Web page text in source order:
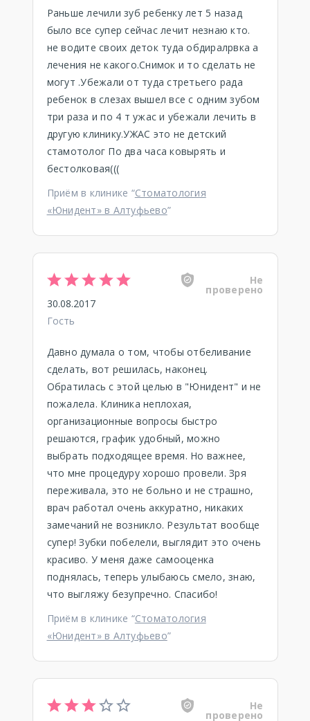
Раньше лечили зуб ребенку лет 5 назад
было все супер сейчас лечит незнаю кто.
не водите своих деток туда обдиралрвка а
лечения не какого.Снимок и то сделать не
могут .Убежали от туда стретьего рада
ребенок в слезах вышел все с одним зубом
три раза и по 4 т ужас и убежали лечить в
другую клинику.УЖАС это не детский
стамотолог По два часа ковырять и
бестолковая(((
Приём в клинике “Стоматология
«Юнидент» в Алтуфьево”
Не
проверено
30.08.2017
Гость
Давно думала о том, чтобы отбеливание
сделать, вот решилась, наконец.
Обратилась с этой целью в "Юнидент" и не
пожалела. Клиника неплохая,
организационные вопросы быстро
решаются, график удобный, можно
выбрать подходящее время. Но важнее,
что мне процедуру хорошо провели. Зря
переживала, это не больно и не страшно,
врач работал очень аккуратно, никаких
замечаний не возникло. Результат вообще
супер! Зубки побелели, выглядит это очень
красиво. У меня даже самооценка
поднялась, теперь улыбаюсь смело, знаю,
что выгляжу безупречно. Спасибо!
Приём в клинике “Стоматология
«Юнидент» в Алтуфьево”
Не
проверено